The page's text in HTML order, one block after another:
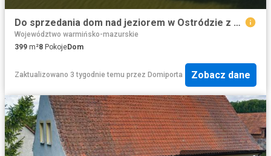
Do sprzedania dom nad jeziorem w Ostródzie z potencjałem inwestycyjnym
Województwo warmińsko-mazurskie
399 m²8 PokojeDom
Zaktualizowano 3 tygodnie temu przez Domiporta Zobacz dane